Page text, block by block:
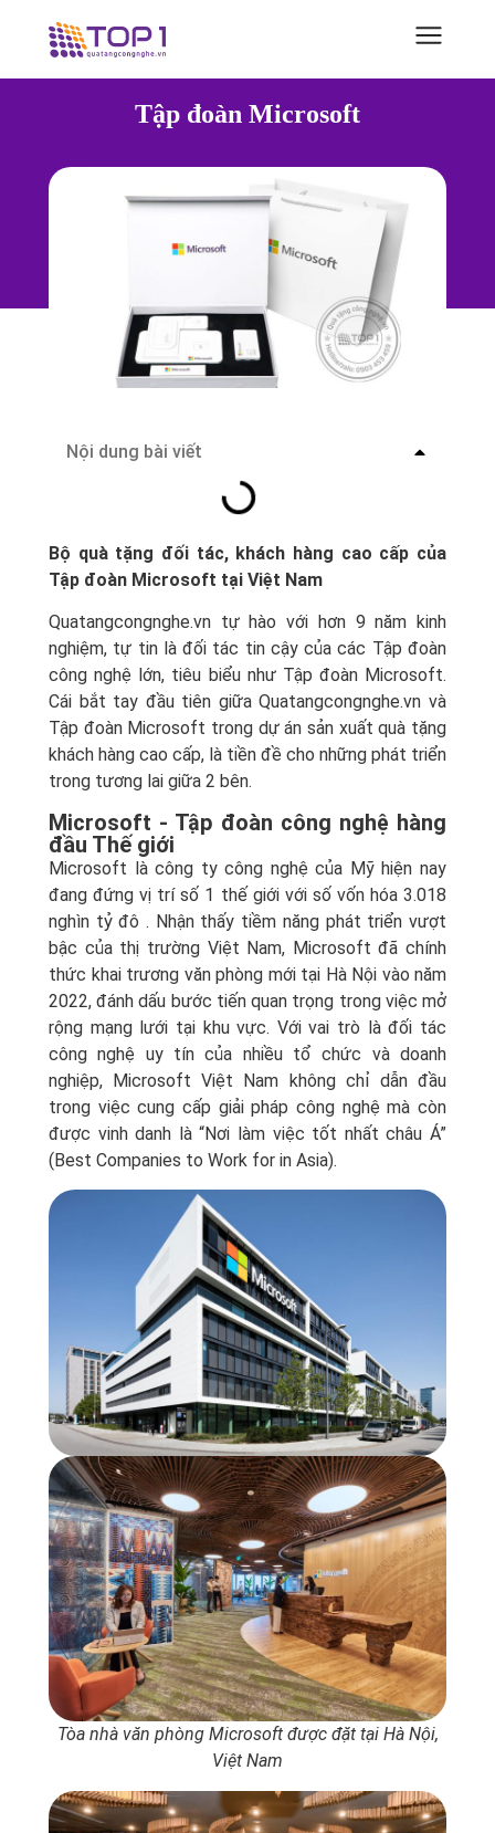
Tập đoàn Microsoft
Bộ quà tặng đối tác, khách hàng cao cấp của
Tập đoàn Microsoft tại Việt Nam
Quatangcongnghe.vn tự hào với hơn 9 năm kinh
nghiệm, tự tin là đối tác tin cậy của các Tập đoàn
công nghệ lớn, tiêu biểu như Tập đoàn Microsoft.
Cái bắt tay đầu tiên giữa Quatangcongnghe.vn và
Tập đoàn Microsoft trong dự án sản xuất quà tặng
khách hàng cao cấp, là tiền đề cho những phát triển
trong tương lai giữa 2 bên.
Microsoft - Tập đoàn công nghệ hàng
đầu Thế giới
Microsoft là công ty công nghệ của Mỹ hiện nay
đang đứng vị trí số 1 thế giới với số vốn hóa 3.018
nghìn tỷ đô . Nhận thấy tiềm năng phát triển vượt
bậc của thị trường Việt Nam, Microsoft đã chính
thức khai trương văn phòng mới tại Hà Nội vào năm
2022, đánh dấu bước tiến quan trọng trong việc mở
rộng mạng lưới tại khu vực. Với vai trò là đối tác
công nghệ uy tín của nhiều tổ chức và doanh
nghiệp, Microsoft Việt Nam không chỉ dẫn đầu
trong việc cung cấp giải pháp công nghệ mà còn
được vinh danh là “Nơi làm việc tốt nhất châu Á”
(Best Companies to Work for in Asia).
Tòa nhà văn phòng Microsoft được đặt tại Hà Nội,
Việt Nam
Nội dung bài viết